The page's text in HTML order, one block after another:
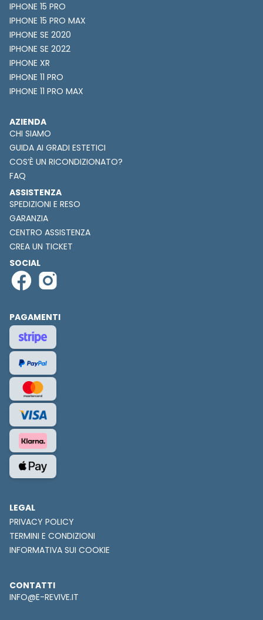
IPHONE 15 PRO
IPHONE 15 PRO MAX
IPHONE SE 2020
IPHONE SE 2022
IPHONE XR
IPHONE 11 PRO
IPHONE 11 PRO MAX
AZIENDA
CHI SIAMO
GUIDA AI GRADI ESTETICI
COS’È UN RICONDIZIONATO?
FAQ
ASSISTENZA
SPEDIZIONI E RESO
GARANZIA
CENTRO ASSISTENZA
CREA UN TICKET
SOCIAL
PAGAMENTI
LEGAL
PRIVACY POLICY
TERMINI E CONDIZIONI
INFORMATIVA SUI COOKIE
CONTATTI
INFO@E-REVIVE.IT